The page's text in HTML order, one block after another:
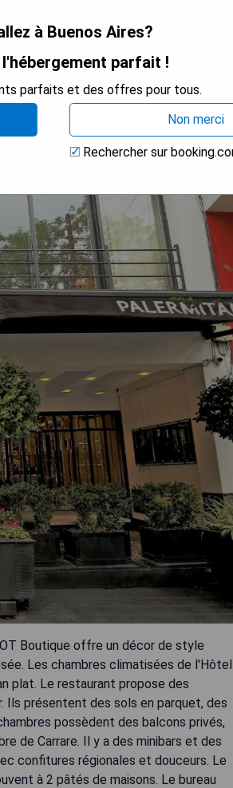
Boutique offre un décor de style
Les chambres climatisées de l'Hôtel
plat. Le restaurant propose des
Ils présentent des sols en parquet, des
possèdent des balcons privés,
de Carrare. Il y a des minibars et des
confitures régionales et douceurs. Le
à 2 pâtés de maisons. Le bureau
à Buenos Aires?
parfait !
parfaits et des offres pour tous.
Non merci
Rechercher sur